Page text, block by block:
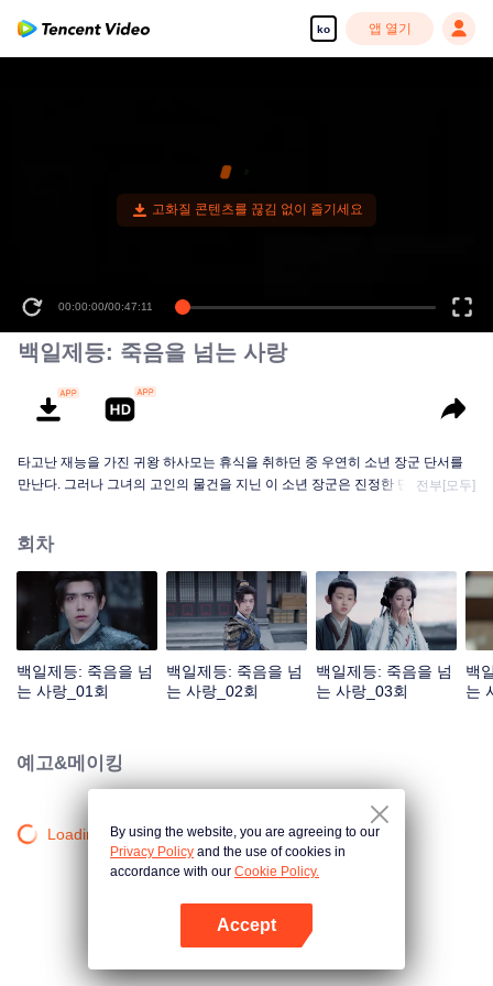
ko 앱 열기
00:00:00/00:47:11
백일제등: 죽음을 넘는 사랑
타고난 재능을 가진 귀왕 하사모는 휴식을 취하던 중 우연히 소년 장군 단서를
만난다. 그러나 그녀의 고인의 물건을 지닌 이 소년 장군은 진정한 단서가 아닌
다. 수명이 겨우 백 년인 인간과 400년을 살아도 여전히 소녀인 악귀가 사랑으
로 시간의 흐름에 저항한다.
전부[모두]
회차
백일제등: 죽음을 넘
는 사랑_01회
백일제등: 죽음을 넘
는 사랑_02회
백일제등: 죽음을 넘
는 사랑_03회
백
는
예고&메이킹
Loading…By using the website, you are agreeing to our
Privacy Policy and the use of cookies in
accordance with our Cookie Policy.
Accept